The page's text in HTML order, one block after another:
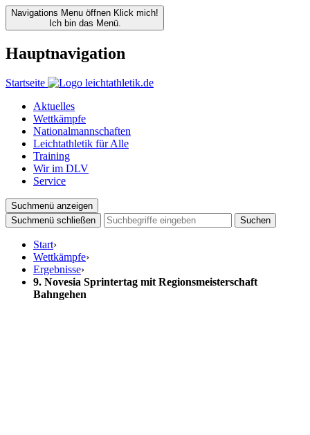
Navigations Menu öffnen Klick mich!
Ich bin das Menü.
Hauptnavigation
Startseite
Aktuelles
Wettkämpfe
Nationalmannschaften
Leichtathletik für Alle
Training
Wir im DLV
Service
Suchmenü anzeigen
Suchmenü schließen
Suchen
Start›
Wettkämpfe›
Ergebnisse›
9. Novesia Sprintertag mit Regionsmeisterschaft
Bahngehen